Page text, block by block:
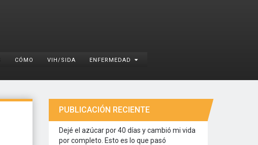
CÓMO VIH/SIDA ENFERMEDAD
PUBLICACIÓN RECIENTE
Dejé el azúcar por 40 días y cambió mi vida
por completo. Esto es lo que pasó